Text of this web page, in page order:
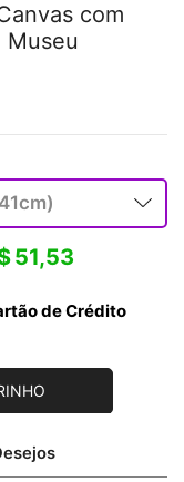
com
Museu
51,53
de Crédito